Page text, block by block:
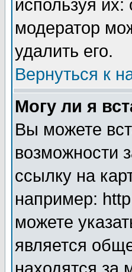
используя
модератор
удалить его.
Вернуться к
Могу ли я
Вы можете
возможности
ссылку на
например:
можете
является